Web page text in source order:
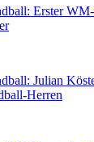
Erster
Julian
Herren